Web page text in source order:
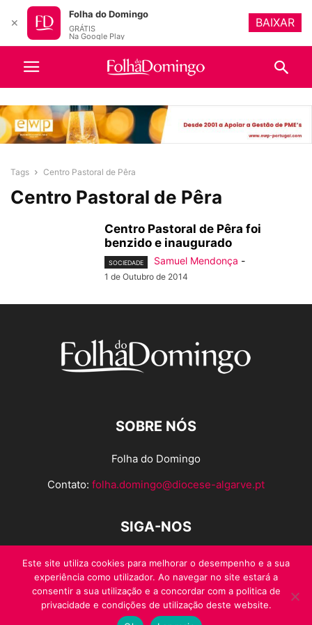
Tags Centro Pastoral de Pêra
Centro Pastoral de Pêra
Centro Pastoral de Pêra foi
benzido e inaugurado
SOCIEDADE Samuel Mendonça -
1 de Outubro de 2014
SOBRE NÓS
Folha do Domingo
Contato: folha.domingo@diocese-algarve.pt
SIGA-NOS
Este site utiliza cookies para melhorar o desempenho e a sua
experiência como utilizador. Ao navegar no site estará a
consentir a sua utilização e a concordar com a politica de
privacidade e condições de utilização deste website.
✕
Folha do Domingo
GRÁTIS
Na Google Play
BAIXAR